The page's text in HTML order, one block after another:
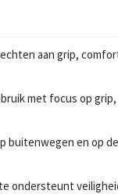
aan grip,
met focus op
buitenwegen en op de
ondersteunt